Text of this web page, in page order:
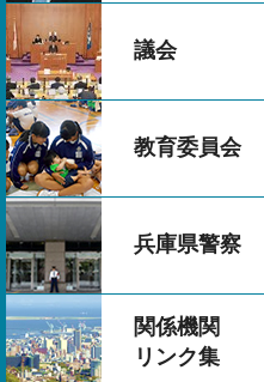
議会
教育委員会
兵庫県警察
関係機関
リンク集